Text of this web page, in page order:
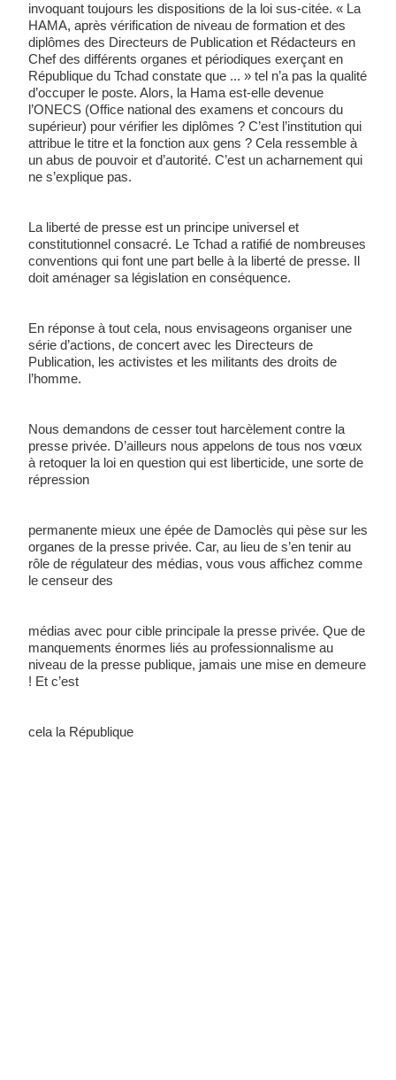
invoquant toujours les dispositions de la loi sus-citée. « La
HAMA, après vérification de niveau de formation et des
diplômes des Directeurs de Publication et Rédacteurs en
Chef des différents organes et périodiques exerçant en
République du Tchad constate que ... » tel n’a pas la qualité
d’occuper le poste. Alors, la Hama est-elle devenue
l’ONECS (Office national des examens et concours du
supérieur) pour vérifier les diplômes ? C’est l’institution qui
attribue le titre et la fonction aux gens ? Cela ressemble à
un abus de pouvoir et d’autorité. C’est un acharnement qui
ne s’explique pas.
La liberté de presse est un principe universel et
constitutionnel consacré. Le Tchad a ratifié de nombreuses
conventions qui font une part belle à la liberté de presse. Il
doit aménager sa législation en conséquence.
En réponse à tout cela, nous envisageons organiser une
série d’actions, de concert avec les Directeurs de
Publication, les activistes et les militants des droits de
l’homme.
Nous demandons de cesser tout harcèlement contre la
presse privée. D’ailleurs nous appelons de tous nos vœux
à retoquer la loi en question qui est liberticide, une sorte de
répression
permanente mieux une épée de Damoclès qui pèse sur les
organes de la presse privée. Car, au lieu de s’en tenir au
rôle de régulateur des médias, vous vous affichez comme
le censeur des
médias avec pour cible principale la presse privée. Que de
manquements énormes liés au professionnalisme au
niveau de la presse publique, jamais une mise en demeure
! Et c’est
cela la République